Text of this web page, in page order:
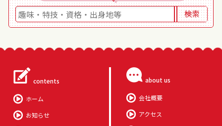
contents
ホーム
お知らせ
about us
会社概要
アクセス